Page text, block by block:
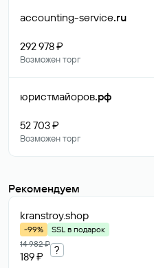
accounting-service.ru
292 978 ₽
Возможен торг
юристмайоров.рф
52 703 ₽
Возможен торг
Рекомендуем
kranstroy.shop
-99%
SSL в подарок
14 982 ₽
189 ₽
?